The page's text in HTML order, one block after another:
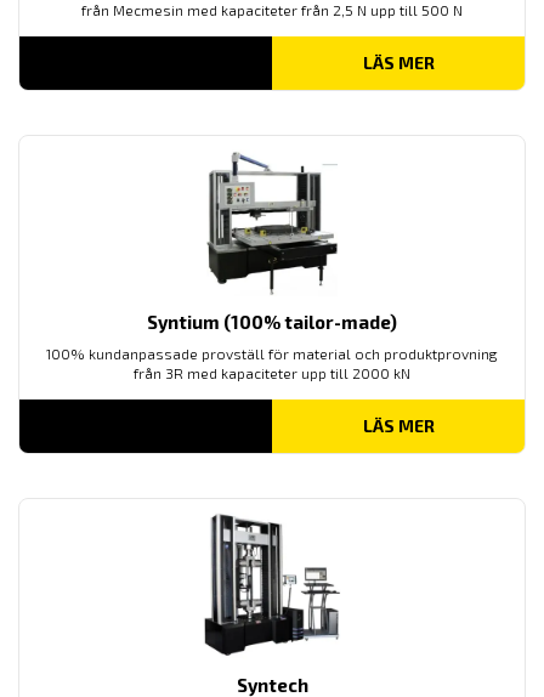
från Mecmesin med kapaciteter från 2,5 N upp till 500 N
LÄS MER
Syntium (100% tailor-made)
100% kundanpassade provställ för material och produktprovning
från 3R med kapaciteter upp till 2000 kN
LÄS MER
Syntech